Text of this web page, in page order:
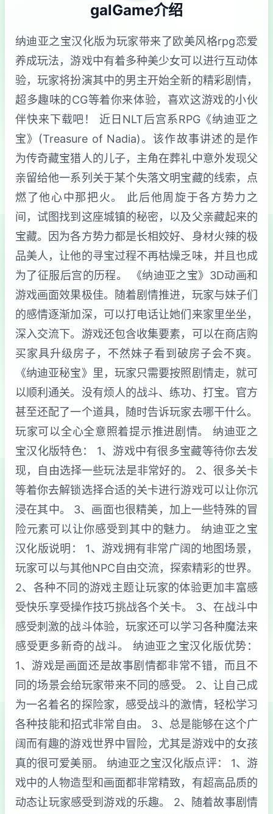
galGame介绍
纳迪亚之宝汉化版为玩家带来了欧美风格rpg恋爱
养成玩法，游戏中有着多种美少女可以进行互动体
验，玩家将扮演其中的男主开始全新的精彩剧情，
超多趣味的CG等着你来体验，喜欢这游戏的小伙
伴快来下载吧！ 近日NLT后宫系RPG《纳迪亚之
宝》(Treasure of Nadia)。该作故事讲述的是作
为传奇藏宝猎人的儿子，主角在葬礼中意外发现父
亲留给他一系列关于某个失落文明宝藏的线索，点
燃了他心中那把火。 此后他周旋于各方势力之
间，试图找到这座城镇的秘密，以及父亲藏起来的
宝藏。因为各方势力都是长相姣好、身材火辣的极
品美人，让他的寻宝过程不再枯燥乏味，并且也成
为了征服后宫的历程。 《纳迪亚之宝》3D动画和
游戏画面效果极佳。随着剧情推进，玩家与妹子们
的感情逐渐加深，可以打电话让她们来家里坐坐，
深入交流下。游戏还包含收集要素，可以在商店购
买家具升级房子，不然妹子看到破房子会不爽。
《纳迪亚秘宝》里，玩家只需要按照剧情走，就可
以顺利通关。没有烦人的战斗、练功、打宝。官方
甚至还配了一个道具，随时告诉玩家去哪干什么。
玩家可以全心全意照着提示推进剧情。 纳迪亚之
宝汉化版特色： 1、游戏中有很多宝藏等待你去发
现，自由选择一些玩法是非常好的。 2、很多关卡
等着你去解锁选择合适的关卡进行游戏可以让你沉
浸在其中。 3、画面也很精美，加上一些特殊的冒
险元素可以让你感受到其中的魅力。 纳迪亚之宝
汉化版说明： 1、游戏拥有非常广阔的地图场景，
玩家可以与其他NPC自由交流，探索精彩的世界。
2、各种不同的游戏主题让玩家的体验更加丰富感
受快乐享受操作技巧挑战各个关卡。 3、在战斗中
感受刺激的战斗体验，玩家还可以学习各种魔法来
感受更多新奇的战斗。 纳迪亚之宝汉化版优势：
1、游戏是画面还是故事剧情都非常不错，而且不
同的场景会给玩家带来不同的感受。 2、让自己成
为一名着名的探险家，感受战斗的激情，轻松学习
各种技能和招式非常自由。 3、总是能够在这个广
阔而有趣的游戏世界中冒险，尤其是游戏中的女孩
真的很可爱美丽。 纳迪亚之宝汉化版点评： 1、游
戏中的人物造型和画面都非常精致，有超高品质的
动态让玩家感受到游戏的乐趣。 2、随着故事剧情